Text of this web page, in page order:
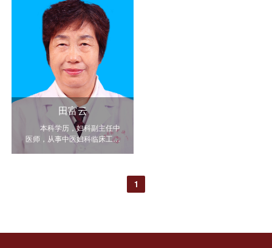
田富云
本科学历，妇科副主任中
医师，从事中医妇科临床工作
1